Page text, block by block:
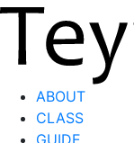
ABOUT
CLASS